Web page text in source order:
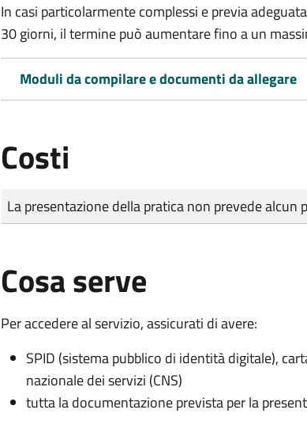
In casi particolarmente complessi e previa
30 giorni, il termine può aumentare fino a un
Moduli da compilare e documenti da allegare
Costi
Tipo di pagamento
Importo
La presentazione della pratica non prevede alcun
Cosa serve
Per accedere al servizio, assicurati di avere:
SPID (sistema pubblico di identità digitale),
nazionale dei servizi (CNS)
tutta la documentazione prevista per la